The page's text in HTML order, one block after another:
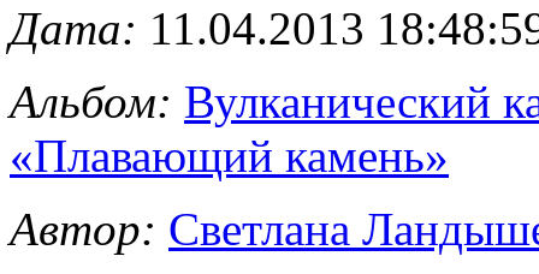
Дата: 11.04.2013
Альбом: Вулканический
«Плавающий камень»
Автор: Светлана